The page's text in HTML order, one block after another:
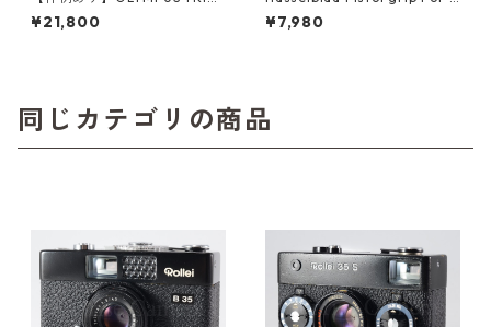
5 / D.Zuiko 40mm F2.8 オー
バーホール済み オリンパス フ
¥21,800
00EL/M, 500EL 46221 ハッ
セルブラッド (61431)
¥7,980
同じカテゴリの商品